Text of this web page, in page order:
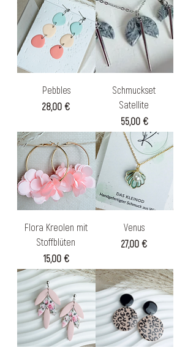
Pebbles
Preis
28,00 €
Schmuckset
Satellite
Preis
55,00 €
Flora Kreolen mit
Stoffblüten
Preis
15,00 €
Venus
Preis
27,00 €